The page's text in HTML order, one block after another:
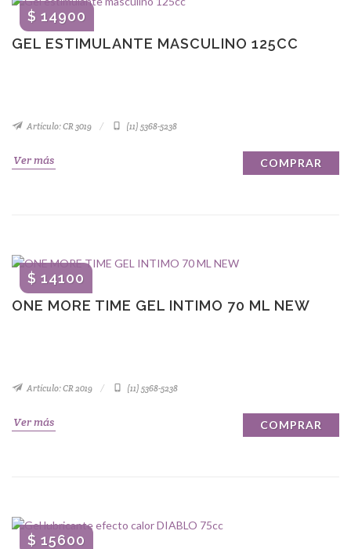
GEL ESTIMULANTE MASCULINO 125CC
$ 14900
Artículo: CR 3019 (11) 5368-5238
Ver más COMPRAR
ONE MORE TIME GEL INTIMO 70 ML NEW
$ 14100
Artículo: CR 2019 (11) 5368-5238
Ver más COMPRAR
$ 15600